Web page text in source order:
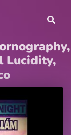
Lucidity,